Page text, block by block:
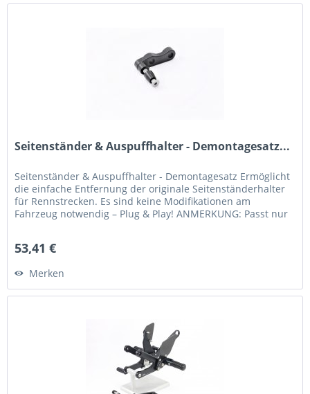
Seitenständer & Auspuffhalter - Demontagesatz...
Seitenständer & Auspuffhalter - Demontagesatz Ermöglicht
die einfache Entfernung der originale Seitenständerhalter
für Rennstrecken. Es sind keine Modifikationen am
Fahrzeug notwendig – Plug & Play! ANMERKUNG: Passt nur
53,41 €
Merken